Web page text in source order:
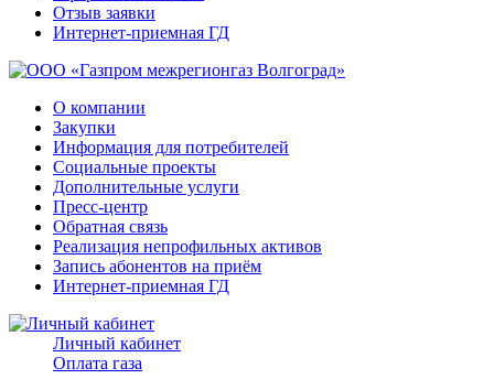
Отзыв заявки
Интернет-приемная ГД
О компании
Закупки
Информация для потребителей
Социальные проекты
Дополнительные услуги
Пресс-центр
Обратная связь
Реализация непрофильных активов
Запись абонентов на приём
Интернет-приемная ГД
Личный кабинет
Оплата газа